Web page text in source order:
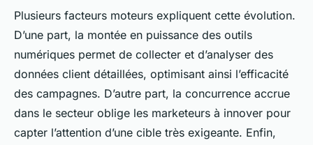
Plusieurs facteurs moteurs expliquent cette évolution.
D’une part, la montée en puissance des outils
numériques permet de collecter et d’analyser des
données client détaillées, optimisant ainsi l’efficacité
des campagnes. D’autre part, la concurrence accrue
dans le secteur oblige les marketeurs à innover pour
capter l’attention d’une cible très exigeante. Enfin,